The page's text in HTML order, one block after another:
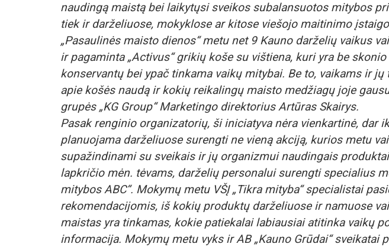
naudingą maistą bei laikytųsi sveikos subalansuotos mitybos
tiek ir darželiuose, mokyklose ar kitose viešojo maitinimo
„Pasaulinės maisto dienos“ metu net 9 Kauno darželių vaikus
ir pagaminta „Activus“ grikių koše su vištiena, kuri yra be
konservantų bei ypač tinkama vaikų mitybai. Be to, vaikams ir
apie košės naudą ir kokių reikalingų maisto medžiagų joje
grupės „KG Group“ Marketingo direktorius Artūras Skairys.
Pasak renginio organizatorių, ši iniciatyva nėra vienkartinė, dar
planuojama darželiuose surengti ne vieną akciją, kurios metu
supažindinami su sveikais ir jų organizmui naudingais
lapkričio mėn. tėvams, darželių personalui surengti specialius
mitybos ABC“. Mokymų metu VŠĮ „Tikra mityba“ specialistai
rekomendacijomis, iš kokių produktų darželiuose ir namuose
maistas yra tinkamas, kokie patiekalai labiausiai atitinka vaikų
informacija. Mokymų metu vyks ir AB „Kauno Grūdai“ sveikatai